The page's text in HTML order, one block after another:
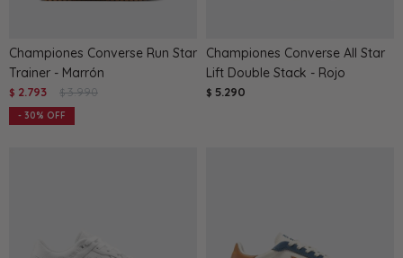
Championes Converse Run Star
Trainer - Marrón
$ 2.793 $ 3.990
30
Championes Converse All Star
Lift Double Stack - Rojo
$ 5.290